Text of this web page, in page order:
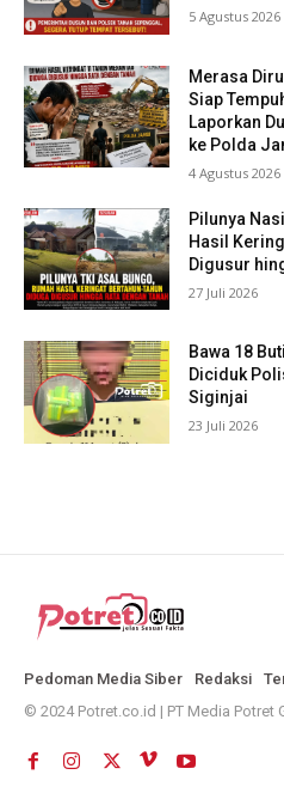
5 Agustus 2026
Merasa
Siap
Laporkan
ke Polda
4 Agustus 2026
Pilunya
Hasil
Digusur
27 Juli 2026
Bawa 18
Diciduk
Siginjai
23 Juli 2026
Pedoman Media Siber Redaksi
© 2024 Potret.co.id | PT Media Potret